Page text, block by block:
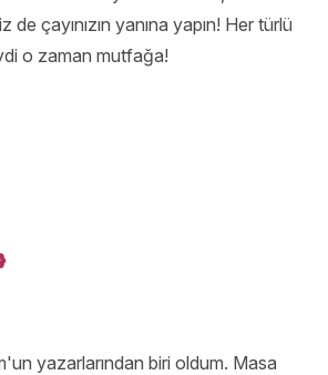
de çayınızın yanına yapın! Her türlü
o zaman mutfağa!
yazarlarından biri oldum. Masa